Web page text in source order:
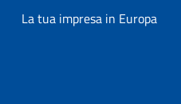
La tua impresa in Europa